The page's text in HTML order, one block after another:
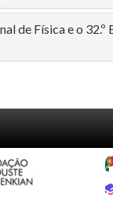
de Física e o